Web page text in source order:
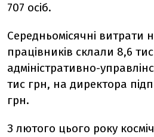
707 осіб.
Середньомісячні витрати
працівників склали 8,6
адміністративно-
тис грн, на директора
грн.
З лютого цього року